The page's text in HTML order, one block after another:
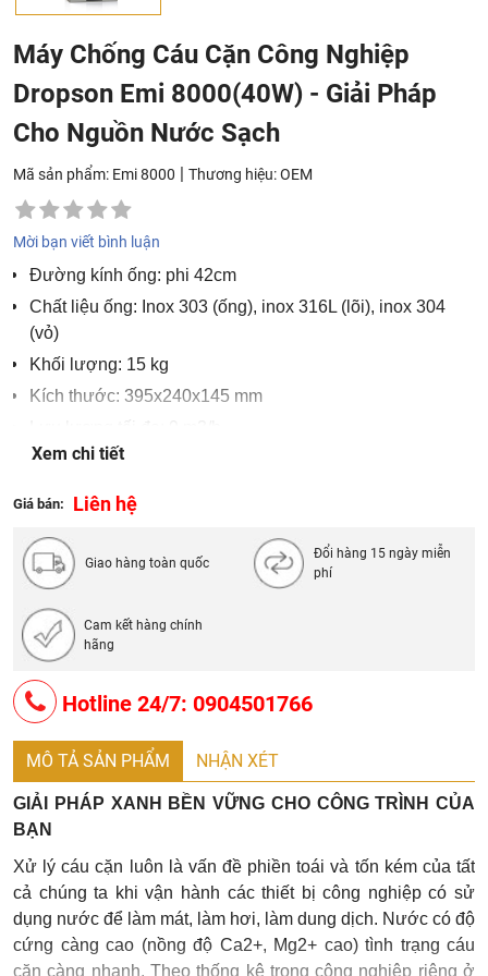
Máy Chống Cáu Cặn Công Nghiệp
Dropson Emi 8000(40W) - Giải Pháp
Cho Nguồn Nước Sạch
Mã sản phẩm: Emi 8000 | Thương hiệu:OEM
Mời bạn viết bình luận
Đường kính ống: phi 42cm
Chất liệu ống: Inox 303 (ống), inox 316L (lõi), inox 304
(vỏ)
Khối lượng: 15 kg
Kích thước: 395x240x145 mm
Áp suất tối đa: 10 bars
Nguồn cấp: 220/240V - AC 50/60Hz
Công suất tiêu thụ: 40W
Xem chi tiết
Giá bán: Liên hệ
Giao hàng toàn quốc
Đổi hàng 15 ngày miễn
phí
Cam kết hàng chính
hãng
Hotline 24/7: 0904501766
MÔ TẢ SẢN PHẨM NHẬN XÉT
GIẢI PHÁP XANH BỀN VỮNG CHO CÔNG TRÌNH CỦA
BẠN
Xử lý cáu cặn luôn là vấn đề phiền toái và tốn kém của tất
cả chúng ta khi vận hành các thiết bị công nghiệp có sử
dụng nước để làm mát, làm hơi, làm dung dịch. Nước có độ
cứng càng cao (nồng độ Ca2+, Mg2+ cao) tình trạng cáu
cặn càng nhanh. Theo thống kê trong công nghiệp riêng ở